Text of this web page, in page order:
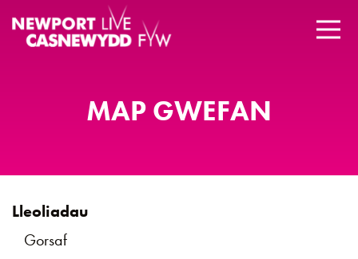
MAP GWEFAN
Lleoliadau
Gorsaf